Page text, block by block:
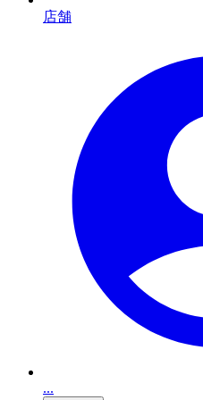
店舗
...